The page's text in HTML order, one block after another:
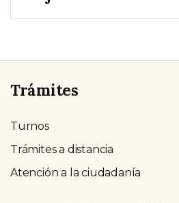
Trámites
Turnos
Trámites a distancia
Atención a la ciudadanía